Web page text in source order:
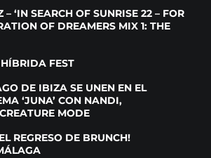
– ‘IN SEARCH OF SUNRISE 22 – FOR
OF DREAMERS MIX 1: THE
FEST
DE IBIZA SE UNEN EN EL
‘JUNA’ CON NANDI,
MODE
REGRESO DE BRUNCH!